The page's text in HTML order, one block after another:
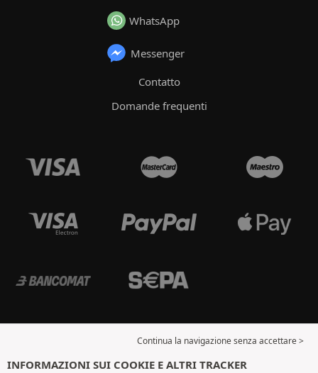
WhatsApp
Messenger
Contatto
Domande frequenti
Continua la navigazione senza accettare >
INFORMAZIONI SUI COOKIE E ALTRI TRACKER